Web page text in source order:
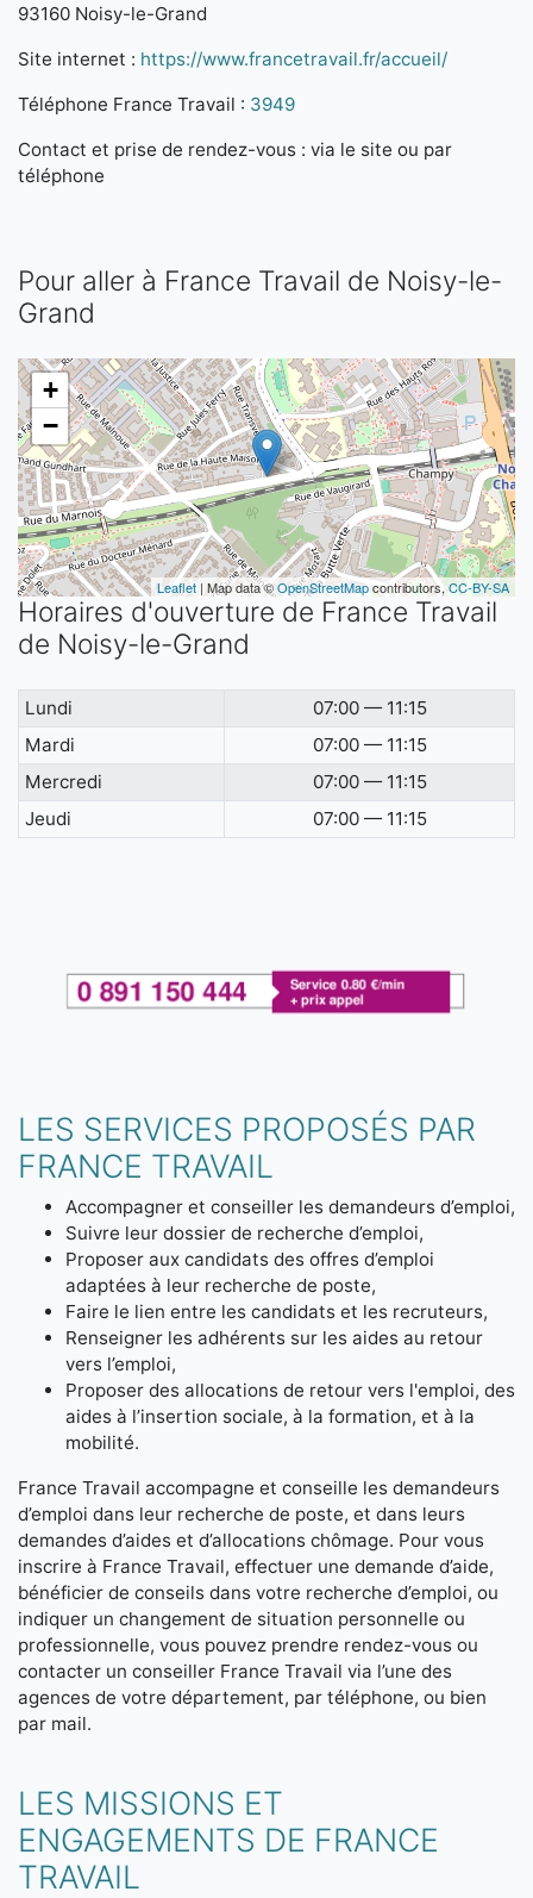
93160 Noisy-le-Grand
Site internet : https://www.francetravail.fr/accueil/
Téléphone France Travail : 3949
Contact et prise de rendez-vous : via le site ou par
téléphone
Pour aller à France Travail de Noisy-le-
Grand
+
−
Leaflet | Map data ©OpenStreetMapcontributors, CC-BY-SA
Horaires d'ouverture de France Travail
de Noisy-le-Grand
Lundi
07:00 — 11:15
Mardi
07:00 — 11:15
Mercredi
07:00 — 11:15
Jeudi
07:00 — 11:15
LES SERVICES PROPOSÉS PAR
FRANCE TRAVAIL
Accompagner et conseiller les demandeurs d’emploi,
Suivre leur dossier de recherche d’emploi,
Proposer aux candidats des offres d’emploi
adaptées à leur recherche de poste,
Faire le lien entre les candidats et les recruteurs,
Renseigner les adhérents sur les aides au retour
vers l’emploi,
Proposer des allocations de retour vers l'emploi, des
aides à l’insertion sociale, à la formation, et à la
mobilité.
France Travail accompagne et conseille les demandeurs
d’emploi dans leur recherche de poste, et dans leurs
demandes d’aides et d’allocations chômage. Pour vous
inscrire à France Travail, effectuer une demande d’aide,
bénéficier de conseils dans votre recherche d’emploi, ou
indiquer un changement de situation personnelle ou
professionnelle, vous pouvez prendre rendez-vous ou
contacter un conseiller France Travail via l’une des
agences de votre département, par téléphone, ou bien
par mail.
LES MISSIONS ET
ENGAGEMENTS DE FRANCE
TRAVAIL